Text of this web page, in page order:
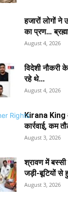
हजारों लोगों ने
का प्रण…
August 4, 2026
विदेशी नौकरी
रहे थे...
August 4, 2026
Kirana King
कार्रवाई, कम
August 3, 2026
श्रावण में
जड़ी-बूटियों से
August 3, 2026